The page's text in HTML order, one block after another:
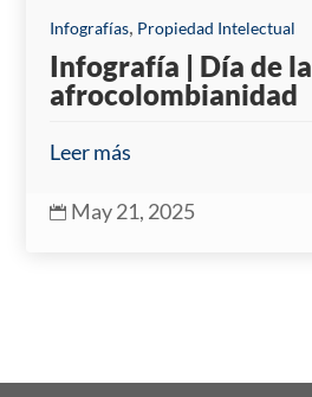
Infografías, Propiedad Intelectual
Infografía | Día de la
afrocolombianidad
Leer más
 May 21, 2025